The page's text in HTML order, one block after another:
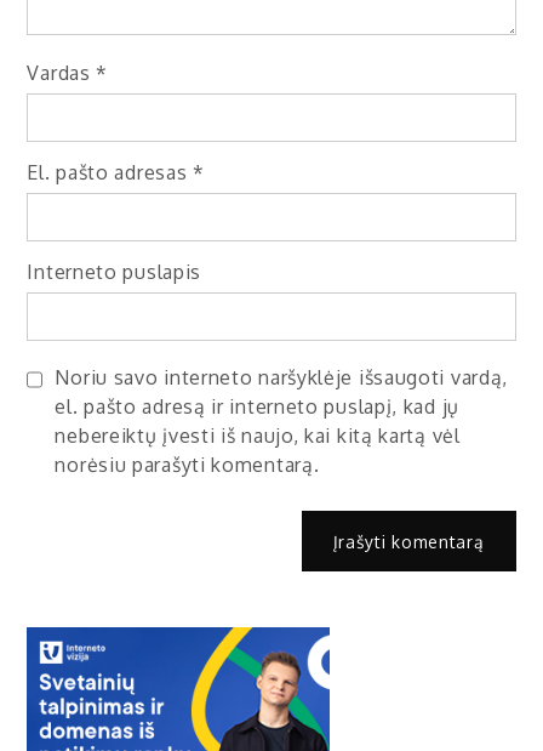
Vardas *
El. pašto adresas *
Interneto puslapis
Noriu savo interneto naršyklėje išsaugoti vardą,
el. pašto adresą ir interneto puslapį, kad jų
nebereiktų įvesti iš naujo, kai kitą kartą vėl
norėsiu parašyti komentarą.